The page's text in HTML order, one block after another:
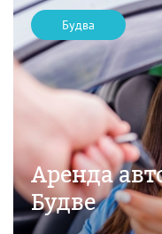
Будва
Аренда
Будве